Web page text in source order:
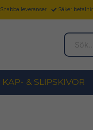
Snabba leveranser Säker
Sök...
KAP- & SLIPSKIVOR